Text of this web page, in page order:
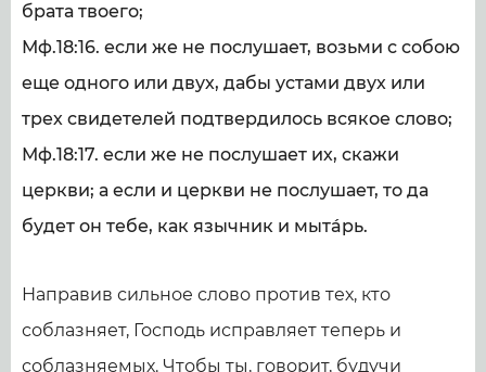
брата твоего;
Мф.18:16. если же не послушает, возьми с собою
еще одного или двух, дабы устами двух или
трех свидетелей подтвердилось всякое слово;
Мф.18:17. если же не послушает их, скажи
церкви; а если и церкви не послушает, то да
будет он тебе, как язычник и мытáрь.
Направив сильное слово против тех, кто
соблазняет, Господь исправляет теперь и
соблазняемых. Чтобы ты, говорит, будучи